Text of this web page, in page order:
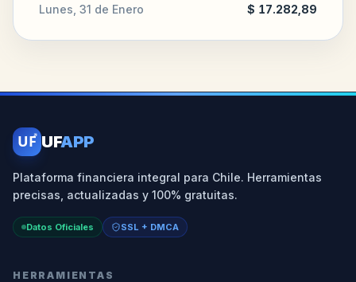
Lunes, 31 de Enero $ 17.282,89
UF UFAPP
Plataforma financiera integral para Chile. Herramientas
precisas, actualizadas y 100% gratuitas.
Datos Oficiales SSL + DMCA
HERRAMIENTAS